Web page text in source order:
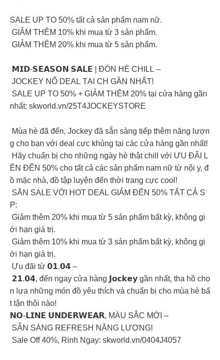
️SALE UP TO 50% tất cả sản phẩm nam nữ.
GIẢM THÊM 10% khi mua từ 3 sản phẩm.
GIẢM THÊM 20% khi mua từ 5 sản phẩm.
𝗠𝗜𝗗-𝗦𝗘𝗔𝗦𝗢𝗡 𝗦𝗔𝗟𝗘 | ĐÓN HÈ CHILL –
JOCKEY NỔ DEAL TẠI CH GẦN NHẤT!
SALE UP TO 50% + GIẢM THÊM 20% tại cửa hàng gần
nhất: skworld.vn/25T4JOCKEYSTORE
Mùa hè đã đến, Jockey đã sẵn sàng tiếp thêm năng lượn
g cho bạn với deal cực khủng tại các cửa hàng gần nhất!
Hãy chuẩn bị cho những ngày hè thật chill với ƯU ĐÃI L
ÊN ĐẾN 50% cho tất cả các sản phẩm nam nữ từ nội y, đ
ồ mặc nhà, đồ tập luyện đến thời trang cực cool!
SĂN SALE VỚI HOT DEAL GIẢM ĐẾN 50% TẤT CẢ S
P:
Giảm thêm 20% khi mua từ 5 sản phẩm bất kỳ, không gi
ới hạn giá trị.
Giảm thêm 10% khi mua từ 3 sản phẩm bất kỳ, không gi
ới hạn giá trị.
Ưu đãi từ 𝟬𝟭.𝟬𝟰 –
𝟮𝟭.𝟬𝟰, đến ngay cửa hàng 𝗝𝗼𝗰𝗸𝗲𝘆 gần nhất, tha hồ chọ
n lựa những món đồ yêu thích và chuẩn bị cho mùa hè bấ
t tận thôi nào!
𝗡𝗢-𝗟𝗜𝗡𝗘 𝗨𝗡𝗗𝗘𝗥𝗪𝗘𝗔𝗥, MÀU SẮC MỚI –
SẴN SÀNG REFRESH NĂNG LƯỢNG!
Sale Off 40%, Rinh Ngay: skworld.vn/0404J4057